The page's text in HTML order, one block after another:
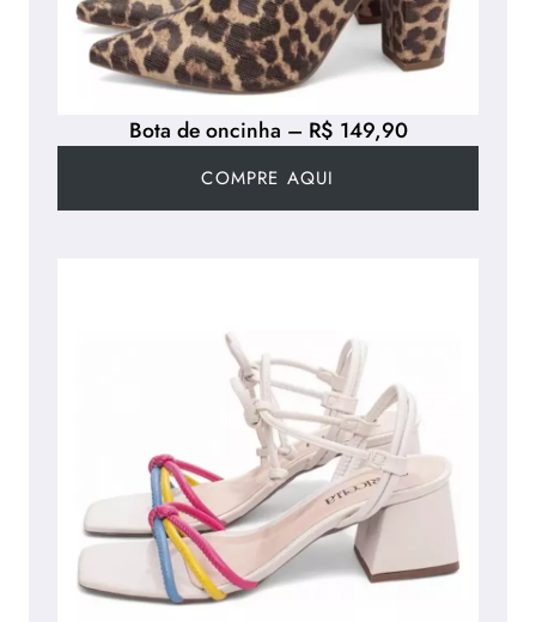
Bota de oncinha – R$ 149,90
COMPRE AQUI